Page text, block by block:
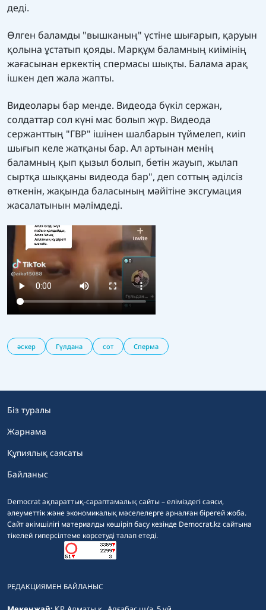
деді.
Өлген баламды "вышканың" үстіне шығарып, қаруын
қолына ұстатып қояды. Марқұм баламның киімінің
жағасынан еркектің спермасы шықты. Балама арақ
ішкен деп жала жапты.
Видеолары бар менде. Видеода бүкіл сержан,
солдаттар сол күні мас болып жүр. Видеода
сержанттың "ГВР" ішінен шалбарын түймелеп, киіп
шығып келе жатқаны бар. Ал артынан менің
баламның қып қызыл болып, бетін жауып, жылап
сыртқа шыққаны видеода бар", деп соттың әділсіз
өткенін, жақында баласының мәйітіне эксгумация
жасалатынын мәлімдеді.
әскер Гүлдана сот Сперма
Democrat ақпараттық-сараптамалық сайты – еліміздегі саяси,
әлеуметтік және экономикалық мәселелерге арналған бірегей жоба.
Сайт әкімшілігі материалды көшіріп басу кезінде Democrat.kz сайтына
тікелей гиперсілтеме көрсетуді талап етеді.
Біз туралы
Жарнама
Құпиялық саясаты
Байланыс
РЕДАКЦИЯМЕН БАЙЛАНЫС